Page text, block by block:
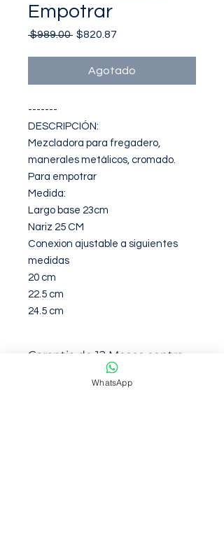
Empotrar
$989.00 Precio
$820.87
oferta
Agotado
-------
DESCRIPCIÓN:
Mezcladora para fregadero,
manerales metálicos, cromado.
Para empotrar
Medida:
Largo base 23cm
Nariz 25 CM
Conexion ajustable a siguientes
medidas
20 cm
22.5 cm
24.5 cm
Garantia de 12 Meses contra
defectos de fabirca
WhatsApp